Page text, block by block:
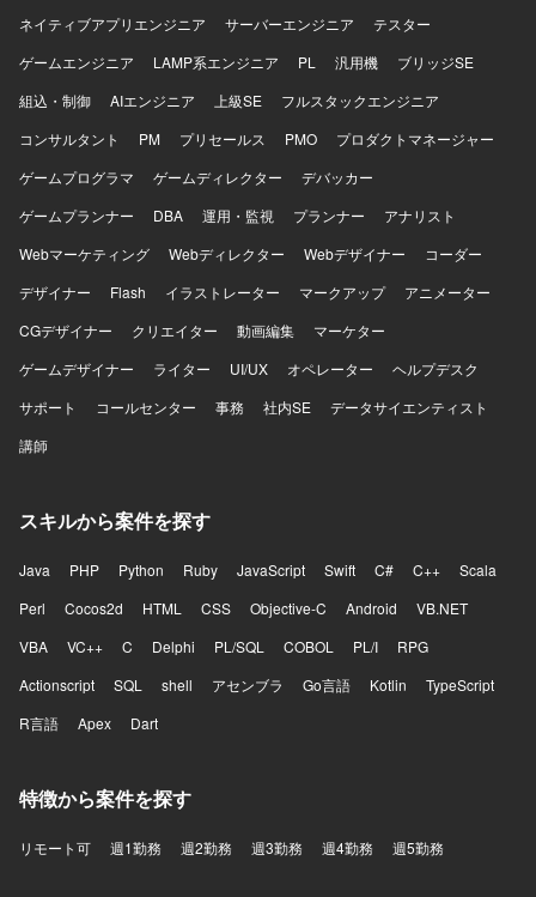
ネイティブアプリエンジニア
サーバーエンジニア
テスター
ゲームエンジニア
LAMP系エンジニア PL 汎用機
ブリッジSE
組込・制御
AIエンジニア 上級SE
フルスタックエンジニア
コンサルタント
PM プリセールス PMO
プロダクトマネージャー
ゲームプログラマ
ゲームディレクター
デバッカー
ゲームプランナー
DBA 運用・監視 プランナー
アナリスト
Webマーケティング
Webディレクター Webデザイナー
コーダー
デザイナー
Flash イラストレーター マークアップ
アニメーター
CGデザイナー
クリエイター 動画編集
マーケター
ゲームデザイナー
ライター UI/UX オペレーター
ヘルプデスク
サポート
コールセンター 事務 社内SE
データサイエンティスト
講師
スキルから案件を探す
Java PHP Python Ruby JavaScript Swift C# C++
Scala
Perl
Cocos2d HTML CSS Objective-C Android
VB.NET
VBA
VC++ C Delphi PL/SQL COBOL PL/I
RPG
Actionscript
SQL shell アセンブラ Go言語 Kotlin
TypeScript
R言語
Apex Dart
特徴から案件を探す
リモート可 週1勤務 週2勤務 週3勤務 週4勤務 週5勤務